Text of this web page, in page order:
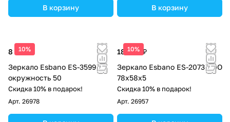
В корзину В корзину
10%
8 840 ₽
Зеркало Esbano ES-3599
окружность 50
Скидка 10% в подарок!
Арт. 26978
10%
18 360 ₽
Зеркало Esbano ES-2073 RDO
78х58х5
Скидка 10% в подарок!
Арт. 26957